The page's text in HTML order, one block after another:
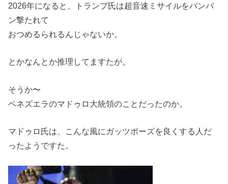
2026年になると、トランプ氏は超音速ミサイルをバンバ
ン撃たれて
おつめるられるんじゃないか。
とかなんとか推理してますたが。
そうか〜
ベネズエラのマドゥロ大統領のことだったのか。
マドゥロ氏は、こんな風にガッツポーズを良くする人だ
ったようですた。